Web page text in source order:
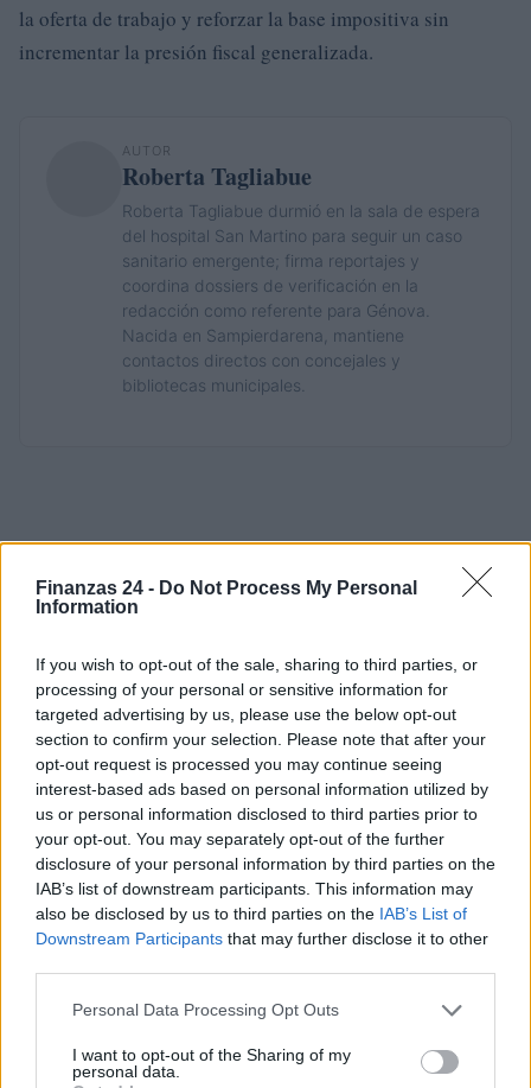
Finanzas 24 - Do Not Process My Personal
Information
If you wish to opt-out of the sale, sharing to third parties, or
processing of your personal or sensitive information for
targeted advertising by us, please use the below opt-out
section to confirm your selection. Please note that after your
opt-out request is processed you may continue seeing
interest-based ads based on personal information utilized by
us or personal information disclosed to third parties prior to
your opt-out. You may separately opt-out of the further
disclosure of your personal information by third parties on the
IAB’s list of downstream participants. This information may
also be disclosed by us to third parties on the IAB’s List of
Downstream Participants that may further disclose it to other
Please note that this website/app uses one or more Google
not limited to your visit or usage behaviour. You may click to
grant or deny consent to Google and its third-party tags to
Personal Data Processing Opt Outs
I want to opt-out of the Sharing of my
personal data.
la oferta de trabajo y reforzar la base impositiva sin
incrementar la presión fiscal generalizada.
AUTOR
Roberta Tagliabue
Roberta Tagliabue durmió en la sala de espera
del hospital San Martino para seguir un caso
sanitario emergente; firma reportajes y
coordina dossiers de verificación en la
redacción como referente para Génova.
Nacida en Sampierdarena, mantiene
contactos directos con concejales y
bibliotecas municipales.
Sigue leyendo
FINANZAS